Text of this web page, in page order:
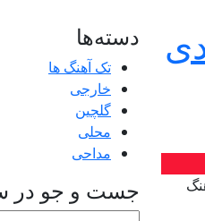
دسته‌ها
تک آهنگ ها
خارجی
گلچین
محلی
مداحی
جست و جو در